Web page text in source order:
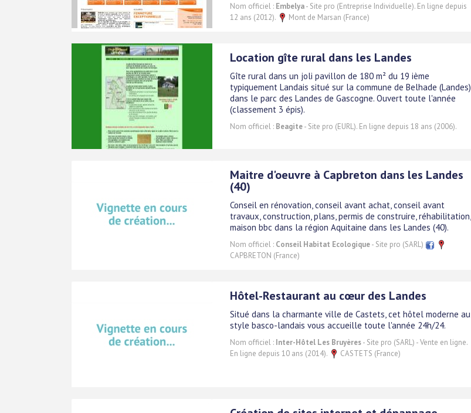
Nom officiel : Embelya- Site pro (Entreprise Individuelle). En ligne depuis
12 ans (2012).
Mont de Marsan (France)
Location gîte rural dans les Landes
Gîte rural dans un joli pavillon de 180 m² du 19 ième
typiquement Landais situé sur la commune de Belhade (Landes),
dans le parc des Landes de Gascogne. Ouvert toute l'année
(classement 3 épis).
Nom officiel : Beagite- Site pro (EURL). En ligne depuis 18 ans (2006).
Maitre d'oeuvre à Capbreton dans les Landes
(40)
Conseil en rénovation, conseil avant achat, conseil avant
travaux, construction, plans, permis de construire, réhabilitation,
maison bbc dans la région Aquitaine dans les Landes (40).
Nom officiel : Conseil Habitat Ecologique- Site pro (SARL)
CAPBRETON (France)
Hôtel-Restaurant au cœur des Landes
Situé dans la charmante ville de Castets, cet hôtel moderne au
style basco-landais vous accueille toute l'année 24h/24.
Nom officiel : Inter-Hôtel Les Bruyères- Site pro (SARL) - Vente en ligne.
En ligne depuis 10 ans (2014).
CASTETS (France)